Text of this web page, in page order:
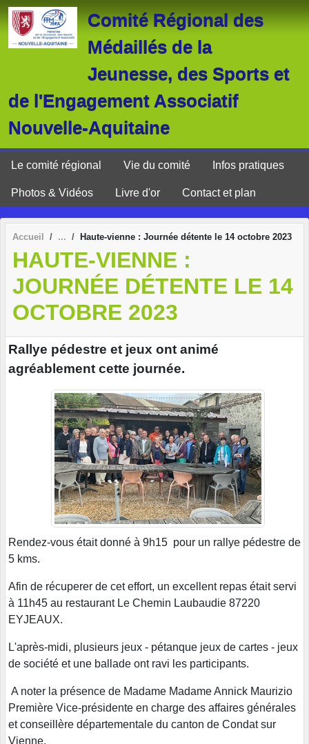
Comité Régional des
Médaillés de la
Jeunesse, des Sports et
de l'Engagement Associatif
Nouvelle-Aquitaine
Le comité régional Vie du comité Infos pratiques
Photos & Vidéos Livre d'or Contact et plan
Accueil Haute-vienne : Journée détente le 14 octobre 2023
HAUTE-VIENNE :
JOURNÉE DÉTENTE LE 14
OCTOBRE 2023
Rallye pédestre et jeux ont animé
agréablement cette journée.
Rendez-vous était donné à 9h15 pour un rallye pédestre de
5 kms.
Afin de récuperer de cet effort, un excellent repas était servi
à 11h45 au restaurant Le Chemin Laubaudie 87220
EYJEAUX.
L'après-midi, plusieurs jeux - pétanque jeux de cartes - jeux
de société et une ballade ont ravi les participants.
A noter la présence de Madame Madame Annick Maurizio
Première Vice-présidente en charge des affaires générales
et conseillère départementale du canton de Condat sur
Vienne.
Panneau de gestion des cookies